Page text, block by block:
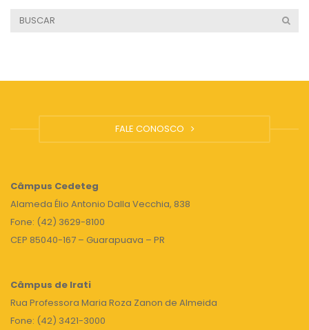
FALE CONOSCO
Câmpus Cedeteg
Alameda Élio Antonio Dalla Vecchia, 838
Fone: (42) 3629-8100
CEP 85040-167 – Guarapuava – PR
Câmpus de Irati
Rua Professora Maria Roza Zanon de Almeida
Fone: (42) 3421-3000